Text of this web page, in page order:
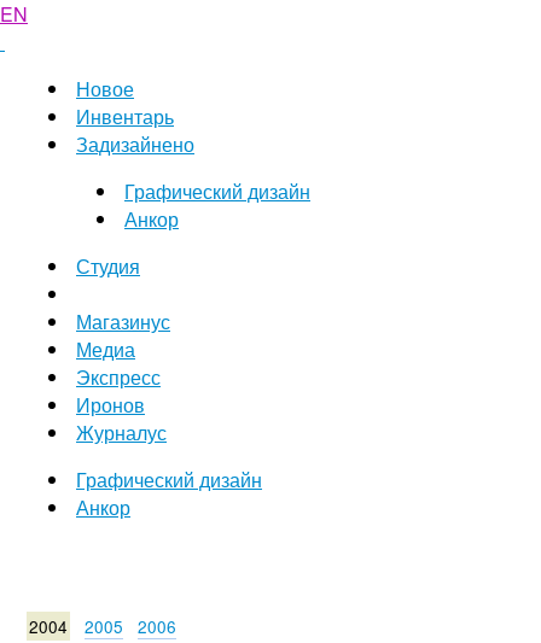
EN
Новое
Инвентарь
Задизайнено
Графический дизайн
Анкор
Студия
Магазинус
Медиа
Экспресс
Иронов
Журналус
Графический дизайн
Анкор
2004 2005 2006